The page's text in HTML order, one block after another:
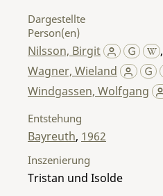
Dargestellte
Person(en)
Nilsson, Birgit ,
Wagner, Wieland
Windgassen, Wolfgang
Entstehung
Bayreuth, 1962
Inszenierung
Tristan und Isolde